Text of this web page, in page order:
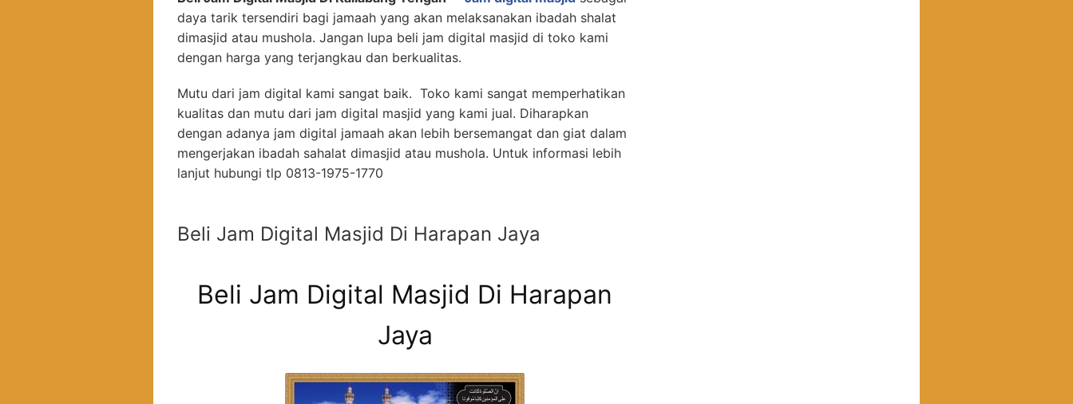
daya tarik tersendiri bagi jamaah yang akan melaksanakan ibadah shalat
dimasjid atau mushola. Jangan lupa beli jam digital masjid di toko kami
dengan harga yang terjangkau dan berkualitas.
Mutu dari jam digital kami sangat baik. Toko kami sangat memperhatikan
kualitas dan mutu dari jam digital masjid yang kami jual. Diharapkan
dengan adanya jam digital jamaah akan lebih bersemangat dan giat dalam
mengerjakan ibadah sahalat dimasjid atau mushola. Untuk informasi lebih
lanjut hubungi tlp 0813-1975-1770
Beli Jam Digital Masjid Di Harapan Jaya
Beli Jam Digital Masjid Di Harapan
Jaya